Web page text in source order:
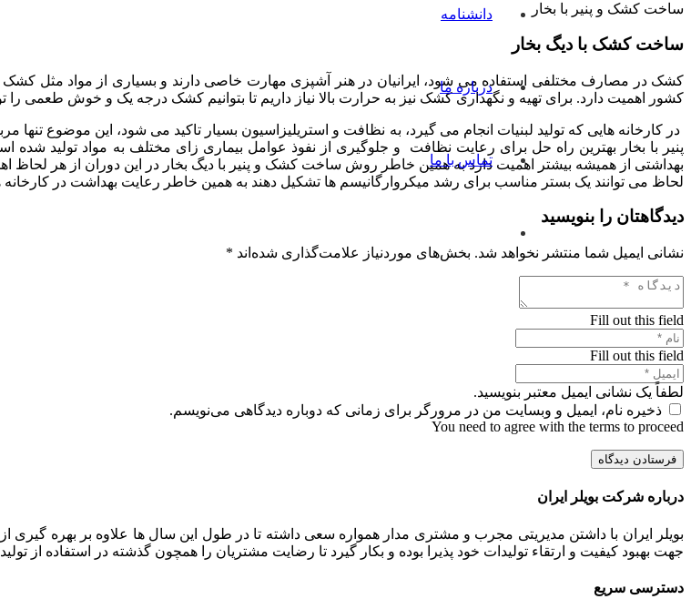
دانشنامه
درباره ما
تماس با ما
ساخت کشک و پنیر با بخار
ساخت کشک با دیگ بخار
کشک در مصارف مختلفی استفاده می شود، ایرانیان در هنر آشپزی مهارت خاصی دارند و بسیاری از مواد مثل
کشور اهمیت دارد. برای تهیه و نگهداری کشک نیز به حرارت بالا نیاز داریم تا بتوانیم کشک درجه یک و خوش طعمی را
در کارخانه هایی که تولید لبنیات انجام می گیرد، به نظافت و استریلیزاسیون بسیار تاکید می شود، این موضوع
پنیر با بخار بهترین راه حل برای رعایت نظافت و جلوگیری از نفوذ عوامل بیماری زای مختلف به مواد
بهداشتی از همیشه بیشتر اهمیت دارد به همین خاطر روش ساخت کشک و پنیر با دیگ بخار در این دوران از هر لحاظ
لحاظ می توانند یک بستر مناسب برای رشد میکروارگانیسم ها تشکیل دهند به همین خاطر رعایت بهداشت در
دیدگاهتان را بنویسید
نشانی ایمیل شما منتشر نخواهد شد. بخش‌های موردنیاز علامت‌گذاری شده‌اند *
Fill out this field
Fill out this field
لطفاً یک نشانی ایمیل معتبر بنویسید.
ذخیره نام، ایمیل و وبسایت من در مرورگر برای زمانی که دوباره دیدگاهی می‌نویسم.
You need to agree with the terms to proceed
فرستادن دیدگاه
درباره شرکت بویلر ایران
بویلر ایران با داشتن مدیریتی مجرب و مشتری مدار همواره سعی داشته تا در طول این سال ها علاوه بر بهره گیری
جهت بهبود کیفیت و ارتقاء تولیدات خود پذیرا بوده و بکار گیرد تا رضایت مشتریان را همچون گذشته در استفاده از
دسترسی سریع